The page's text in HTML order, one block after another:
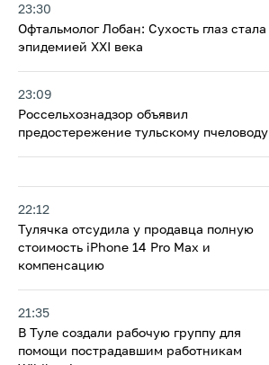
23:30
Офтальмолог Лобан: Сухость глаз стала
эпидемией XXI века
23:09
Россельхознадзор объявил
предостережение тульскому пчеловоду
22:12
Тулячка отсудила у продавца полную
стоимость iPhone 14 Pro Max и
компенсацию
21:35
В Туле создали рабочую группу для
помощи пострадавшим работникам